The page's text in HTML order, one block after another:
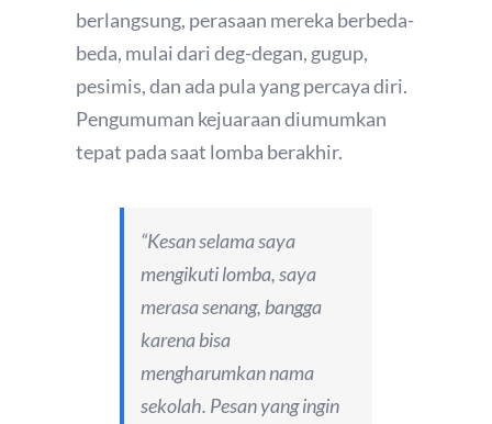
berlangsung, perasaan mereka berbeda-
beda, mulai dari deg-degan, gugup,
pesimis, dan ada pula yang percaya diri.
Pengumuman kejuaraan diumumkan
tepat pada saat lomba berakhir.
“Kesan selama saya
mengikuti lomba, saya
merasa senang, bangga
karena bisa
mengharumkan nama
sekolah. Pesan yang ingin